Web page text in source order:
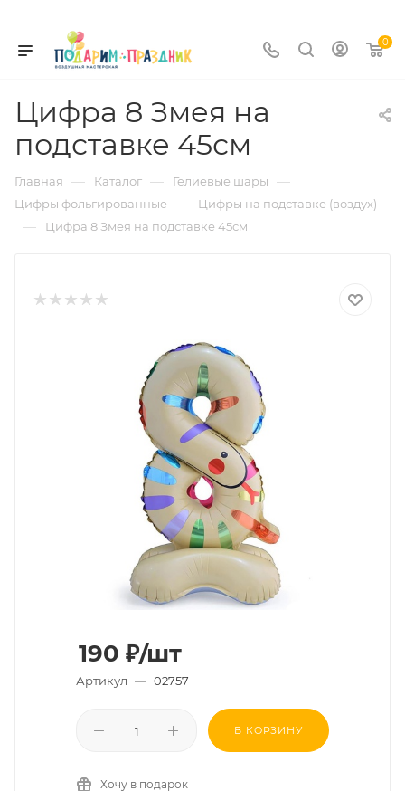
0
Цифра 8 Змея на
подставке 45см
Главная — Каталог — Гелиевые шары —
Цифры фольгированные — Цифры на подставке (воздух)
— Цифра 8 Змея на подставке 45см
190 ₽/шт
Артикул — 02757
В КОРЗИНУ
Хочу в подарок